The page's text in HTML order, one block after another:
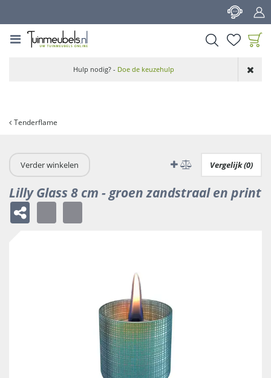
Tenderflame
aan wensenlijst
Hulp nodig? - Doe de keuzehulp
Verder winkelen Vergelijk (0)
Lilly Glass 8 cm - groen zandstraal en print